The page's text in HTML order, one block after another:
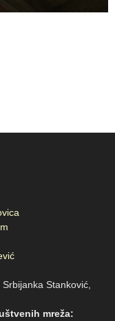
Stanković,
Nikolić
mreža: